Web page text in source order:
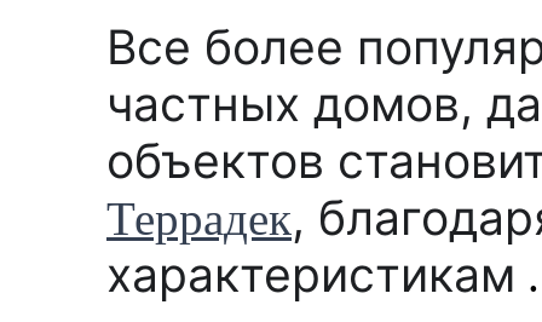
Все более
частных домов,
объектов
Террадек,
характеристикам